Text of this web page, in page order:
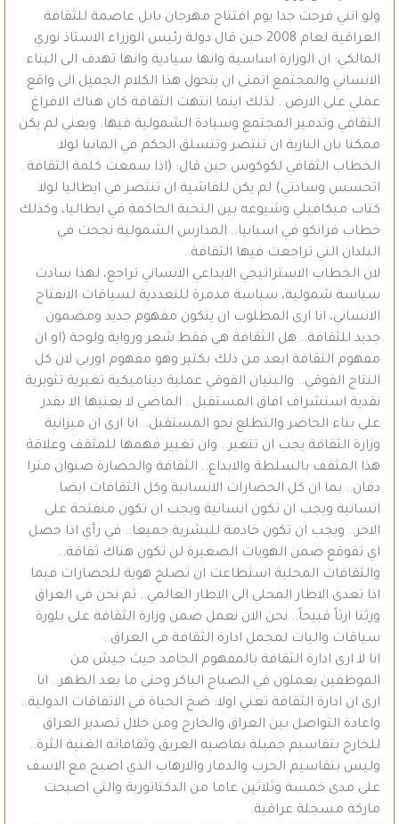
ولو انني فرحت جدا يوم افتتاح مهرجان بابل عاصمة للثقافة
العراقية لعام 2008 حين قال دولة رئيس الوزراء الاستاذ نوري
المالكي: ان الوزارة اساسية وانها سيادية وانها تهدف الى البناء
الانساني والمجتمع اتمنى ان يتحول هذا الكلام الجميل الى واقع
عملي على الارض.. لذلك اينما انتهت الثقافة كان هناك الافراغ
الثقافي وتدمير المجتمع وسيادة الشمولية فيها. ويعني لم يكن
ممكنا بان النازية ان تنتصر وتتسلق الحكم في المانيا لولا
الخطاب الثقافي لكوكوس حين قال: (اذا سمعت كلمة الثقافة
اتحسس وسادتي) لم يكن للفاشية ان تنتصر في ايطاليا لولا
كتاب ميكافيلي وشيوعه بين النخبة الحاكمة في ايطاليا، وكذلك
خطاب فرانكو في اسبانيا.. المدارس الشمولية نجحت في
البلدان التي تراجعت فيها الثقافة..
لان الخطاب الاستراتيجي الابداعي الانساني تراجع، لهذا سادت
سياسة شمولية، سياسة مدمرة للتعددية لسياقات الانفتاح
الانساني، انا ارى المطلوب ان يتكون مفهوم جديد ومضمون
جديد للثقافة.. هل الثقافة هي فقط شعر ورواية ولوحة (او ان
مفهوم الثقافة ابعد من ذلك بكثير وهو مفهوم اوربي لان كل
النتاج الفوقي.. والبنيان الفوقي عملية ديناميكية تغيرية تثويرية
نقدية استشراف افاق المستقبل.. الماضي لا يعنيها الا بقدر
على بناء الحاضر والتطلع نحو المستقبل.. انا ارى ان ميزانية
وزارة الثقافة يجب ان تتغير.. وان تغيير فهمها للمثقف وعلاقة
هذا المثقف بالسلطة والابداع.. الثقافة والحضارة صنوان مترا
دفان.. بما ان كل الحضارات الانسانية وكل الثقافات ايضا
انسانية ويجب ان تكون انسانية ويجب ان تكون منفتحة على
الاخر.. ويجب ان تكون خادمة للبشرية جميعا.. في رأي اذا حصل
اي تقوقع ضمن الهويات الصغيرة لن تكون هناك ثقافة..
والثقافات المحلية استطاعت ان تصلح هوية للحضارات فيما
اذا تعدى الاطار المحلي الى الاطار العالمي.. ثم نحن في العراق
ورثنا ارثاً قبيحاً.. نحن الان نعمل ضمن وزارة الثقافة على بلورة
سياقات واليات لمجمل ادارة الثقافة في العراق..
انا لا ارى ادارة الثقافة بالمفهوم الجامد حيث جيش من
الموظفين يعملون في الصباح الباكر وحتى ما بعد الظهر.. انا
ارى ان ادارة الثقافة تعني اولا: ضخ الحياة في الاتفاقات الدولية..
واعادة التواصل بين العراق والخارج ومن خلال تصدير العراق
للخارج بتقاسيم جميلة بماضيه العريق وثقافاته الغنية الثرة..
وليس بتقاسيم الحرب والدمار والارهاب الذي اصبح مع الاسف
على مدى خمسة وثلاثين عاما من الدكتاتورية والتي اصبحت
ماركة مسجلة عراقية.